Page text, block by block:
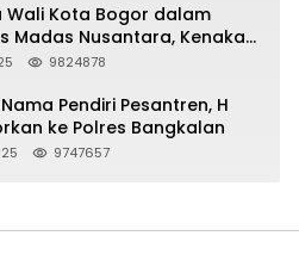
Wali Kota Bogor dalam
Madas Nusantara, Kenakan
sebagai Simbol
9824878
Pendiri Pesantren, H
ke Polres Bangkalan
9747657